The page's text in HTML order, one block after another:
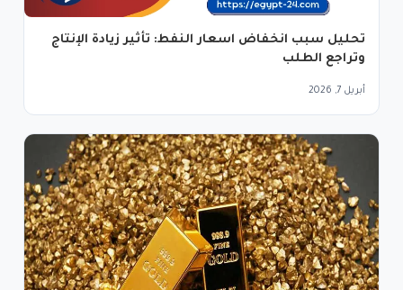
تحليل سبب انخفاض اسعار النفط: تأثير زيادة الإنتاج
وتراجع الطلب
أبريل 7, 2026